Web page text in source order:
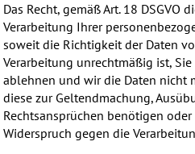
Das Recht, gemäß Art. 18 DSGVO
Verarbeitung Ihrer
soweit die Richtigkeit der Daten
Verarbeitung unrechtmäßig ist,
ablehnen und wir die Daten nicht
diese zur Geltendmachung,
Rechtsansprüchen benötigen oder
Widerspruch gegen die